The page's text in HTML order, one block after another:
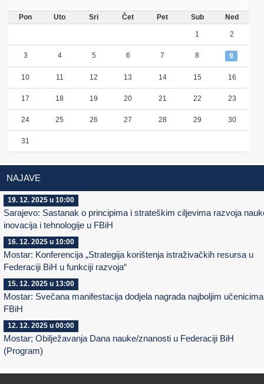
Pon Uto Sri Čet Pet Sub Ned
1 2
3 4 5 6 7 8 9
10 11 12 13 14 15 16
17 18 19 20 21 22 23
24 25 26 27 28 29 30
31
NAJAVE
19. 12. 2025 u 10:00
Sarajevo: Sastanak o principima i strateškim ciljevima razvoja
inovacija i tehnologije u FBiH
16. 12. 2025 u 10:00
Mostar: Konferencija „Strategija korištenja istraživačkih resursa u
Federaciji BiH u funkciji razvoja“
15. 12. 2025 u 13:00
Mostar: Svečana manifestacija dodjela nagrada najboljim
FBiH
12. 12. 2025 u 00:00
Mostar; Obilježavanja Dana nauke/znanosti u Federaciji BiH
(Program)